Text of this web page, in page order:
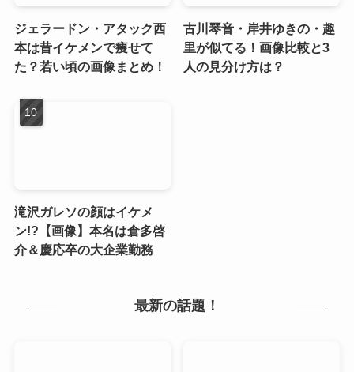
ジェラードン・アタック西
本は昔イケメンで痩せて
た？若い頃の画像まとめ！
古川琴音・岸井ゆきの・趣
里が似てる！画像比較と3
人の見分け方は？
滝沢ガレソの顔はイケメ
ン!?【画像】本名は倉多啓
介＆慶応卒の大企業勤務
最新の話題！